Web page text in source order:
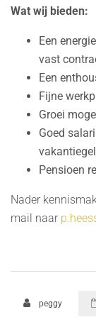
Wat wij bieden:
Een
vast
Een
Fijne
Groei
Goed
Pensioen
Nader
mail naar
peggy